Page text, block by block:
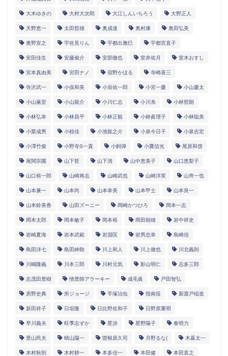
大木ゆきの 大村大次郎 大江しんいちろう 大野正人
天野恵一 太田哲雄 奥成達 奥村康 奥田弘美
奥野宣之 宇佐見りん 宇都出雅巳 宇都宮直子
安田佳生 安藤俊介 安部徹也 室井佑月 室木おすし
宮本真由美 宮田ナノ 宿野かほる 寺崎喜三
寺沢武一 小俣和美 小垣佑一郎 小宮一慶 小山慶太
小山薫堂 小山龍介 小川仁志 小川糸 小林哲朗
小林弘幸 小林昌平 小林正観 小林眞理子 小林聡美
小栗成男 小椋佳 小池龍之介 小泉今日子 小泉吉宏
小澤竹俊 小野寺S一貴 小飼弾 小鷹信光 尾原和啓
尾関宗園 山下哲 山下清 山中恵美子 山口恵梨子
山口裕一郎 山崎将志 山崎武也 山崎洋実 山嵜一也
山本兼一 山本尚 山本幸美 山本甲士 山本良一
山本鈴美香 山田ズーニー 岡崎かつひろ 岡本一志
岡本太郎 岡本敏子 岡本裕 岡田朝雄 岩中祥史
岩崎夏海 岩本武範 岩淵匡 岩男忠幸 島崎信
島田洋七 島田紳助 川上和人 川上徹也 川北義則
川嶋隆義 川本三郎 川村元気 影山明仁 志多三郎
志茂田景樹 情景師アラーキー 成毛眞 戸田智弘
房野史典 所ジョージ 手塚治虫 指南役 新渡戸稲造
新田祥子 日垣隆 日比野佐和子 日野原重明
早川義夫 旺季志ずか 星渉 星野陽子 春明力
景山民夫 晴山陽一 曽根原久司 月野るな( 木暮太一
木村秋則 木村耕一 本多信一 本田健 本田直之